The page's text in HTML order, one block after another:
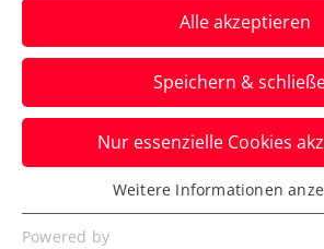
News filtern
Alle akzeptieren
Speichern &
Nur essenzielle Cookies
Essenziell
Essenzielle Cookies werden für
Weitere Informationen
Powered by